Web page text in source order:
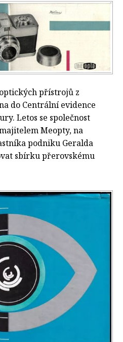
přístrojů z
do Centrální evidence
Letos se společnost
Meopty, na
podniku Geralda
sbírku přerovskému